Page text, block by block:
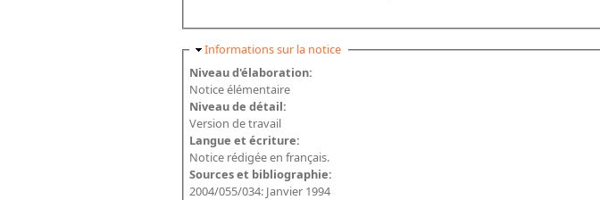
Masquer
Informations sur la notice
Niveau d'élaboration:
Notice élémentaire
Niveau de détail:
Version de travail
Langue et écriture:
Notice rédigée en français.
Sources et bibliographie:
2004/055/034: Janvier 1994